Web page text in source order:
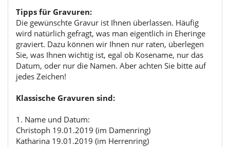
Tipps für Gravuren:
Die gewünschte Gravur ist Ihnen überlassen. Häufig
wird natürlich gefragt, was man eigentlich in Eheringe
graviert. Dazu können wir Ihnen nur raten, überlegen
Sie, was Ihnen wichtig ist, egal ob Kosename, nur das
Datum, oder nur die Namen. Aber achten Sie bitte auf
jedes Zeichen!
Klassische Gravuren sind:
1. Name und Datum:
Christoph 19.01.2019 (im Damenring)
Katharina 19.01.2019 (im Herrenring)